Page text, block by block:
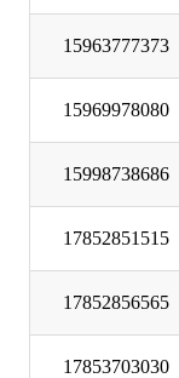
15963777373
15969978080
15998738686
17852851515
17852856565
17853703030